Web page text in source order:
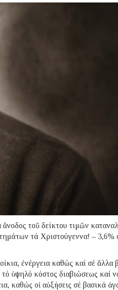
τοῦ δείκτου τιμῶν
τά Χριστούγεννα! – 3,6%
ἐνέργεια καθώς καί σέ ἄλλα
ὑψηλό κόστος διαβιώσεως καί
καθώς οἱ αὐξήσεις σέ βασικά